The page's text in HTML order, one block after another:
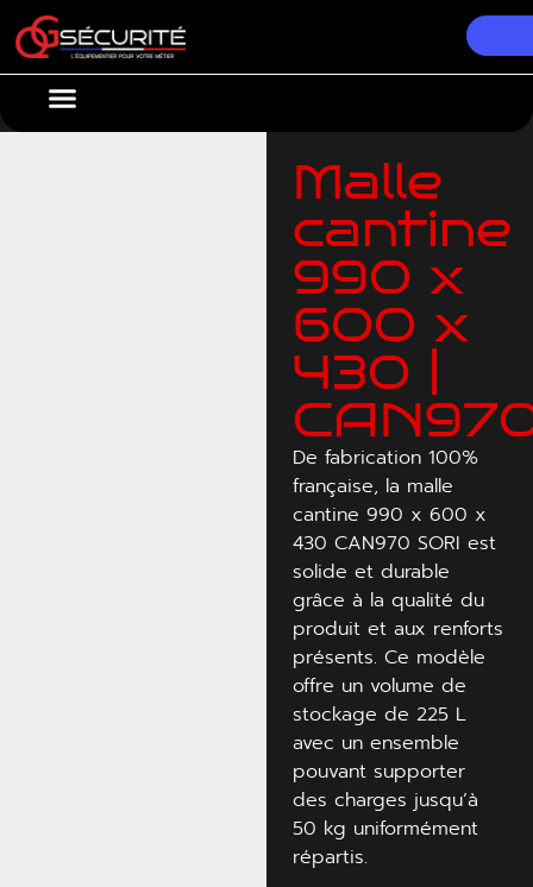
Malle
cantine
990 x
600 x
430 |
De fabrication 100%
française, la malle
cantine 990 x 600 x
430 CAN970 SORI est
solide et durable
grâce à la qualité du
produit et aux renforts
présents. Ce modèle
offre un volume de
stockage de 225 L
avec un ensemble
pouvant supporter
des charges jusqu’à
50 kg uniformément
répartis.